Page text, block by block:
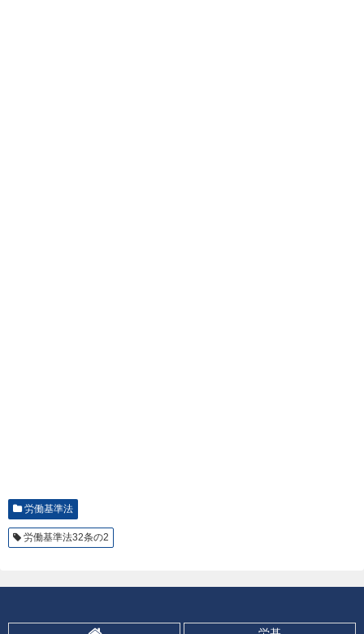
労働基準法
労働基準法32条の2